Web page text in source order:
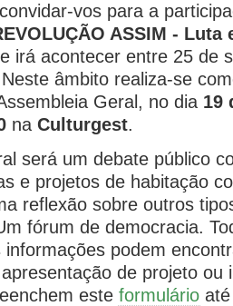
vos para a
ASSIM -
irá acontecer entre 25 de
âmbito realiza-se
Geral, no dia 19
na Culturgest.
será um debate público
e projetos de habitação
reflexão sobre outros
fórum de democracia.
informações podem
de projeto ou
este formulário